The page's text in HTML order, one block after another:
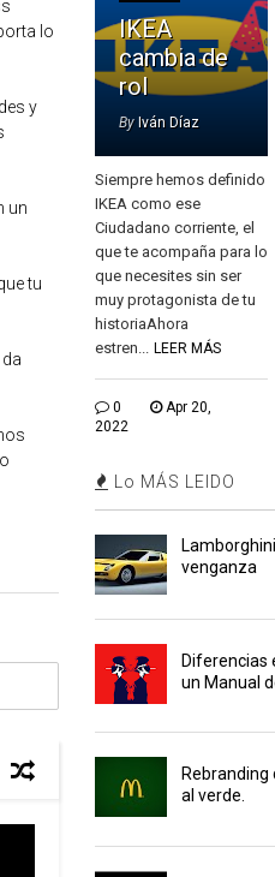
lo
y
un
tu
IKEA
cambia de
rol
By Iván Díaz
Siempre hemos definido
IKEA como ese
Ciudadano corriente, el
que te acompaña para lo
que necesites sin ser
muy protagonista de tu
historiaAhora
estren...
LEER MÁS
0
Apr 20,
2022
Lo MÁS LEIDO
venganza
Diferencias
un Manual
Rebranding
al verde.